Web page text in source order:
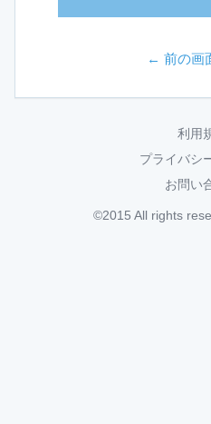
← 前の画
利用
プライバシ
お問い
©2015 All rights